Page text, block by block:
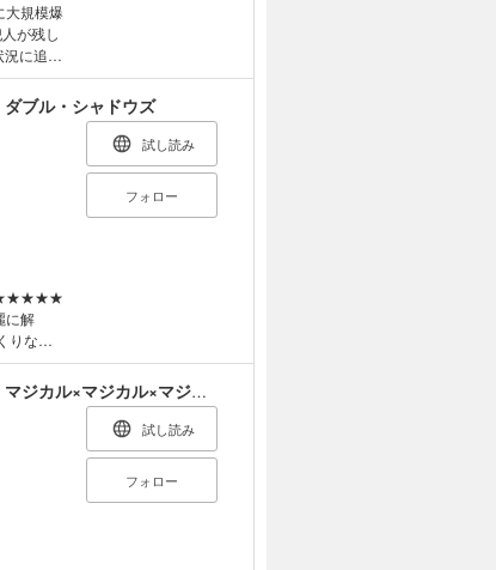
が残し
に追い
人を取
次の爆
いどこ
うの
あるこ
！ ※
ブル・シャドウズ
に解
で鏡の
ュニア
の天
ル博士
ゃめち
試し読み
フォロー
小学館ジュニア文庫 華麗なる探偵アリス＆ペンギン マジカル×マジカル×マジカルハウス
試し読み
フォロー